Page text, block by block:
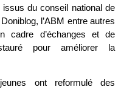
du conseil national de
l’ABM entre autres
cadre d’échanges et de
pour améliorer la
ont reformulé des